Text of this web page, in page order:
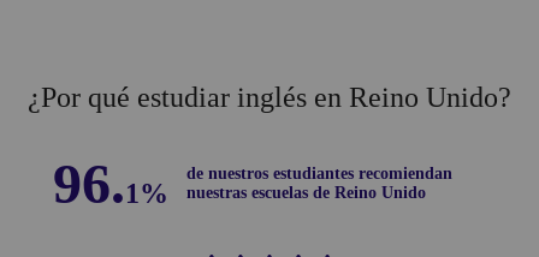
¿Por qué estudiar inglés en Reino Unido?
96.1%
de nuestros estudiantes recomiendan
nuestras escuelas de Reino Unido